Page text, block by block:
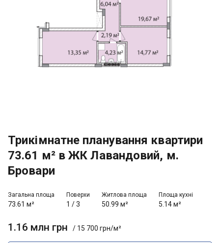
Трикімнатне планування квартири
73.61 м² в ЖК Лавандовий, м.
Бровари
Загальна площа
73.61 м²
Поверхи
1 /3
Житлова площа
50.99 м²
Площа кухні
5.14 м²
1.16 млн грн / 15 700 грн/м²